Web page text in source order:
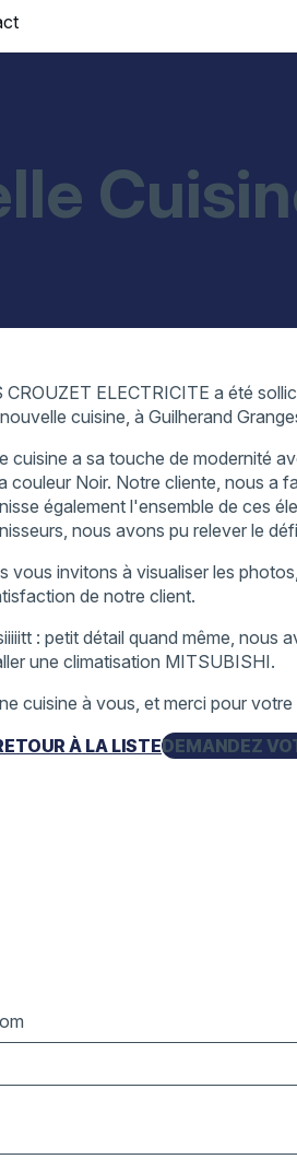
CROUZET ELECTRICITE a été
cuisine, à Guilherand
cuisine a sa touche de modernité
couleur Noir. Notre cliente, nous a
également l'ensemble de ces
nous avons pu relever le
vous invitons à visualiser les
de notre client.
: petit détail quand même, nous
une climatisation MITSUBISHI.
cuisine à vous, et merci pour
À LA LISTEDEMANDEZ